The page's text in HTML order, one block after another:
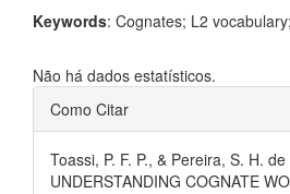
Keywords: Cognates; L2
Não há dados estatísticos.
Como Citar
Toassi, P. F. P., & Pereira, S. H.
UNDERSTANDING COGNATE